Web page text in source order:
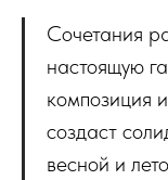
Сочетания
настоящую
композиция
создаст
весной и